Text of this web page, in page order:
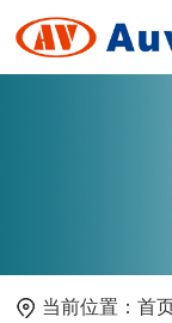
当前位置：首